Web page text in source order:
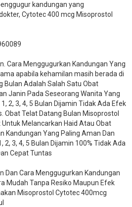
kandungan yang
Cytotec 400 mcg Misoprostol
Cara Menggugurkan Kandungan Yang
apabila kehamilan masih berada di
Bulan Adalah Salah Satu Obat
Janin Pada Seseorang Wanita Yang
2, 3, 4, 5 Bulan Dijamin Tidak Ada Efek
Obat Telat Datang Bulan Misoprostol
Melancarkan Haid Atau Obat
Kandungan Yang Paling Aman Dan
2, 3, 4, 5 Bulan Dijamin 100% Tidak Ada
Cepat Tuntas
Dan Cara Menggugurkan Kandungan
Mudah Tanpa Resiko Maupun Efek
Misoprostol Cytotec 400mcg